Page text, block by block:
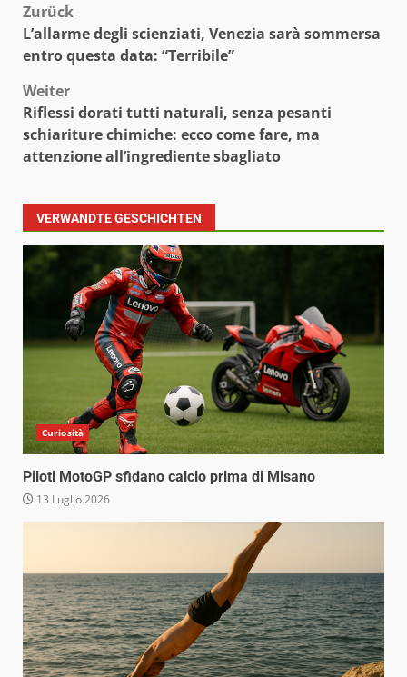
Beitragsnavigation
Zurück
L’allarme degli scienziati, Venezia sarà sommersa
entro questa data: “Terribile”
Weiter
Riflessi dorati tutti naturali, senza pesanti
schiariture chimiche: ecco come fare, ma
attenzione all’ingrediente sbagliato
VERWANDTE GESCHICHTEN
Curiosità
Piloti MotoGP sfidano calcio prima di Misano
13 Luglio 2026